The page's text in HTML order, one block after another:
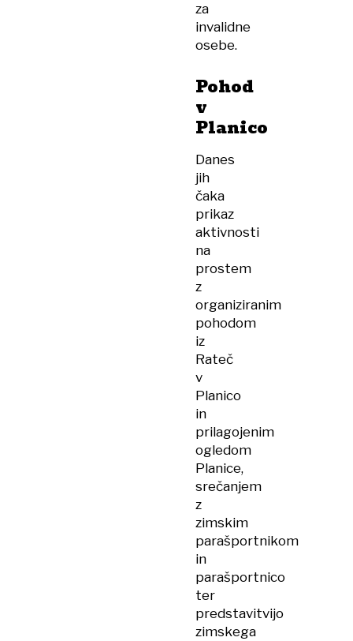
za
invalidne
osebe.
Pohod
v
Planico
Danes
jih
čaka
prikaz
aktivnosti
na
prostem
z
organiziranim
pohodom
iz
Rateč
v
Planico
in
prilagojenim
ogledom
Planice,
srečanjem
z
zimskim
parašportnikom
in
parašportnico
ter
predstavitvijo
zimskega